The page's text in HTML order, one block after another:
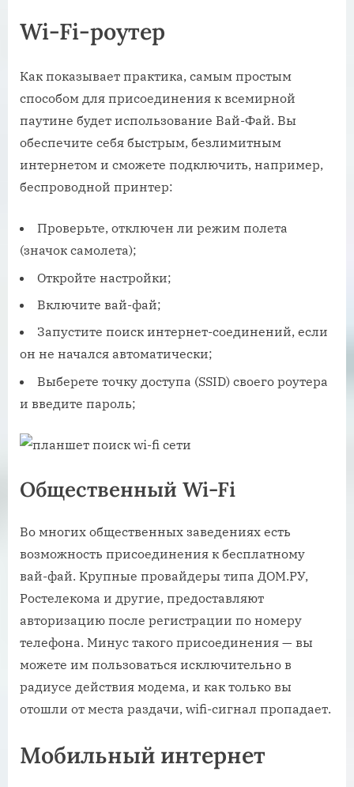
Wi-Fi-роутер
Как показывает практика, самым простым
способом для присоединения к всемирной
паутине будет использование Вай-Фай. Вы
обеспечите себя быстрым, безлимитным
интернетом и сможете подключить, например,
беспроводной принтер:
Проверьте, отключен ли режим полета
(значок самолета);
Откройте настройки;
Включите вай-фай;
Запустите поиск интернет-соединений, если
он не начался автоматически;
Выберете точку доступа (SSID) своего роутера
и введите пароль;
Общественный Wi-Fi
Во многих общественных заведениях есть
возможность присоединения к бесплатному
вай-фай. Крупные провайдеры типа ДОМ.РУ,
Ростелекома и другие, предоставляют
авторизацию после регистрации по номеру
телефона. Минус такого присоединения — вы
можете им пользоваться исключительно в
радиусе действия модема, и как только вы
отошли от места раздачи, wifi-сигнал пропадает.
Мобильный интернет